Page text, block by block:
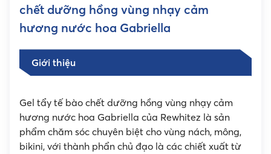
chết dưỡng hồng vùng nhạy cảm
hương nước hoa Gabriella
Giới thiệu
Gel tẩy tế bào chết dưỡng hồng vùng nhạy cảm
hương nước hoa Gabriella của Rewhitez là sản
phẩm chăm sóc chuyên biệt cho vùng nách, mông,
bikini, với thành phẩn chủ đạo là các chiết xuất từ